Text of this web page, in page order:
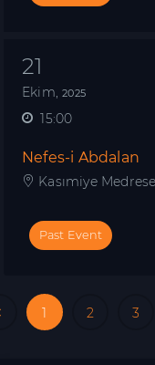
21
Ekim,2025
15:00
Nefes-i Abdalan
Kasımiye
Past Event
Previous
1 2 3